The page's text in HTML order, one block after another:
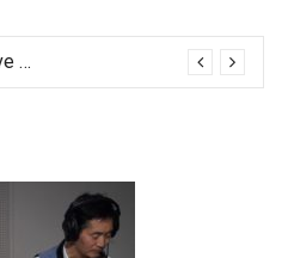
伊藤寛哲 林祐市 ‘Have You Met Ms Jones?’